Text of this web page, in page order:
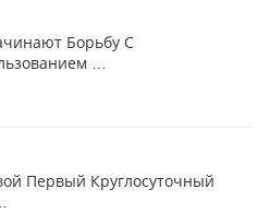
Борьбу С
…
Первый Круглосуточный